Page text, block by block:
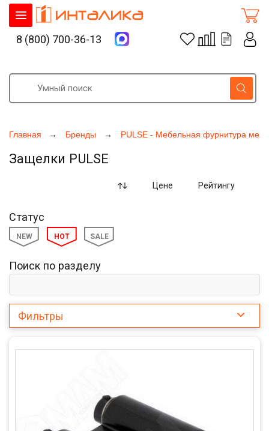
Главная Бренды PULSE - Мебельная фурнитура
Защелки PULSE
Цене Рейтингу
Статус
NEW HOT SALE
Поиск по разделу
Фильтры
8 (800) 700-36-13